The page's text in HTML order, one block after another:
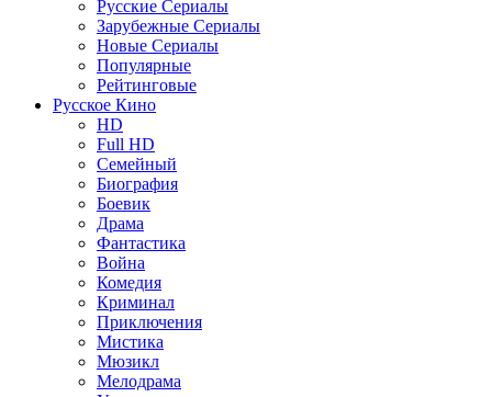
Русские Сериалы
Зарубежные Сериалы
Новые Сериалы
Популярные
Рейтинговые
Русское Кино
HD
Full HD
Семейный
Биография
Боевик
Драма
Фантастика
Война
Комедия
Криминал
Приключения
Мистика
Мюзикл
Мелодрама